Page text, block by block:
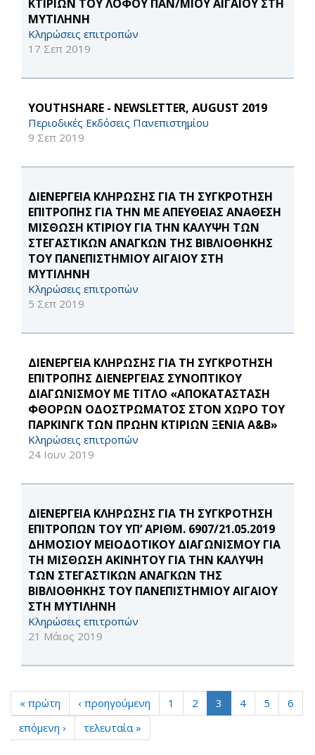
ΚΤΙΡΙΩΝ ΤΟΥ ΛΟΦΟΥ ΠΑΝ/ΜΙΟΥ ΑΙΓΑΙΟΥ ΣΤΗ
ΜΥΤΙΛΗΝΗ
Κληρώσεις επιτροπών
17 Σεπ 2019
YOUTHSHARE - NEWSLETTER, AUGUST 2019
Περιοδικές Εκδόσεις Πανεπιστημίου
9 Σεπ 2019
ΔΙΕΝΕΡΓΕΙΑ ΚΛΗΡΩΣΗΣ ΓΙΑ ΤΗ ΣΥΓΚΡΟΤΗΣΗ
ΕΠΙΤΡΟΠΗΣ ΓΙΑ ΤΗΝ ΜΕ ΑΠΕΥΘΕΙΑΣ ΑΝΑΘΕΣΗ
ΜΙΣΘΩΣΗ ΚΤΙΡΙΟΥ ΓΙΑ ΤΗΝ ΚΑΛΥΨΗ ΤΩΝ
ΣΤΕΓΑΣΤΙΚΩΝ ΑΝΑΓΚΩΝ ΤΗΣ ΒΙΒΛΙΟΘΗΚΗΣ
ΤΟΥ ΠΑΝΕΠΙΣΤΗΜΙΟΥ ΑΙΓΑΙΟΥ ΣΤΗ
ΜΥΤΙΛΗΝΗ
Κληρώσεις επιτροπών
5 Σεπ 2019
ΔΙΕΝΕΡΓΕΙΑ ΚΛΗΡΩΣΗΣ ΓΙΑ ΤΗ ΣΥΓΚΡΟΤΗΣΗ
ΕΠΙΤΡΟΠΗΣ ΔΙΕΝΕΡΓΕΙΑΣ ΣΥΝΟΠΤΙΚΟΥ
ΔΙΑΓΩΝΙΣΜΟΥ ΜΕ ΤΙΤΛΟ «ΑΠΟΚΑΤΑΣΤΑΣΗ
ΦΘΟΡΩΝ ΟΔΟΣΤΡΩΜΑΤΟΣ ΣΤΟΝ ΧΩΡΟ ΤΟΥ
ΠΑΡΚΙΝΓΚ ΤΩΝ ΠΡΩΗΝ ΚΤΙΡΙΩΝ ΞΕΝΙΑ Α&Β»
Κληρώσεις επιτροπών
24 Ιουν 2019
ΔΙΕΝΕΡΓΕΙΑ ΚΛΗΡΩΣΗΣ ΓΙΑ ΤΗ ΣΥΓΚΡΟΤΗΣΗ
ΕΠΙΤΡΟΠΩΝ ΤΟΥ ΥΠ’ ΑΡΙΘΜ. 6907/21.05.2019
ΔΗΜΟΣΙΟΥ ΜΕΙΟΔΟΤΙΚΟΥ ΔΙΑΓΩΝΙΣΜΟΥ ΓΙΑ
ΤΗ ΜΙΣΘΩΣΗ ΑΚΙΝΗΤΟΥ ΓΙΑ ΤΗΝ ΚΑΛΥΨΗ
ΤΩΝ ΣΤΕΓΑΣΤΙΚΩΝ ΑΝΑΓΚΩΝ ΤΗΣ
ΒΙΒΛΙΟΘΗΚΗΣ ΤΟΥ ΠΑΝΕΠΙΣΤΗΜΙΟΥ ΑΙΓΑΙΟΥ
ΣΤΗ ΜΥΤΙΛΗΝΗ
Κληρώσεις επιτροπών
21 Μάιος 2019
« πρώτη ‹ προηγούμενη 1 2 3 4 5
6
επόμενη ›
τελευταία »